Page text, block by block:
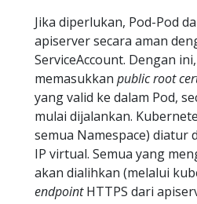
Jika diperlukan, Pod-Pod
apiserver secara aman
ServiceAccount. Dengan
memasukkan public root
yang valid ke dalam Pod,
mulai dijalankan.
semua Namespace) diatur
IP virtual. Semua yang
akan dialihkan (melalui
endpointHTTPS dari